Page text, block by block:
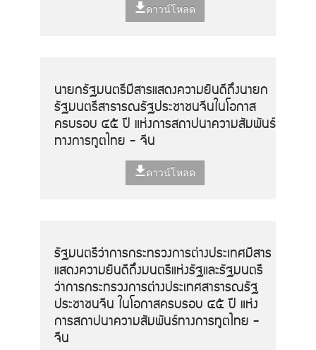
ดาวน์โหลด
นายกรัฐมนตรีมีสารแสดงความยินดีถึงนายก
รัฐมนตรีสาธารณรัฐประชาชนจีนในโอกาส
ครบรอบ ๔๕ ปี แห่งการสถาปนาความสัมพันธ์
ทางการทูตไทย - จีน
ดาวน์โหลด
รัฐมนตรีว่าการกระทรวงการต่างประเทศมีสาร
แสดงความยินดีถึงมนตรีแห่งรัฐและรัฐมนตรี
ว่าการกระทรวงการต่างประเทศสาธารณรัฐ
ประชาชนจีน ในโอกาสครบรอบ ๔๕ ปี แห่ง
การสถาปนาความสัมพันธ์ทางการทูตไทย -
จีน